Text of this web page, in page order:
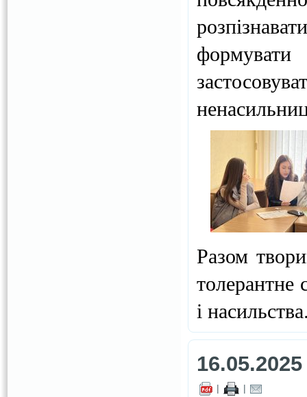
Разом
толерантне
і
16.05.2025
| |